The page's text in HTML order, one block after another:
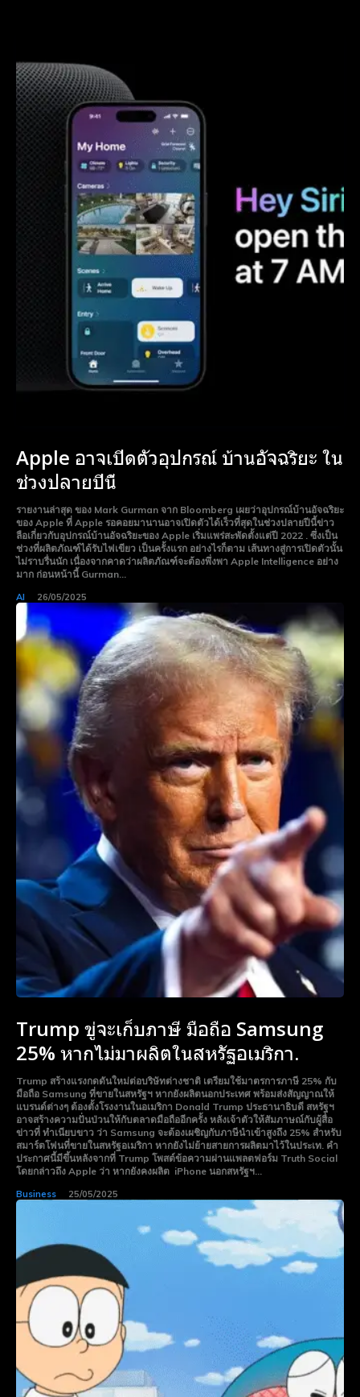
Subscribe now
Subscribe now
Apple อาจเปิดตัวอุปกรณ์ บ้านอัจฉริยะ ใน
ช่วงปลายปีนี้
รายงานล่าสุด ของ Mark Gurman จาก Bloomberg เผยว่าอุปกรณ์บ้านอัจฉริยะ
ของ Apple ที่ Apple รอคอยมานานอาจเปิดตัวได้เร็วที่สุดในช่วงปลายปีนี้ข่าว
ลือเกี่ยวกับอุปกรณ์บ้านอัจฉริยะของ Apple เริ่มแพร่สะพัดตั้งแต่ปี 2022 . ซึ่งเป็น
ช่วงที่ผลิตภัณฑ์ได้รับไฟเขียว เป็นครั้งแรก อย่างไรก็ตาม เส้นทางสู่การเปิดตัวนั้น
ไม่ราบรื่นนัก เนื่องจากคาดว่าผลิตภัณฑ์จะต้องพึ่งพา Apple Intelligence อย่าง
มาก ก่อนหน้านี้ Gurman...
AI 26/05/2025
Trump ขู่จะเก็บภาษี มือถือ Samsung
25% หากไม่มาผลิตในสหรัฐอเมริกา.
Trump สร้างแรงกดดันใหม่ต่อบริษัทต่างชาติ เตรียมใช้มาตรการภาษี 25% กับ
มือถือ Samsung ที่ขายในสหรัฐฯ หากยังผลิตนอกประเทศ พร้อมส่งสัญญาณให้
แบรนด์ต่างๆ ต้องตั้งโรงงานในอเมริกา Donald Trump ประธานาธิบดี สหรัฐฯ
อาจสร้างความปั่นป่วนให้กับตลาดมือถืออีกครั้ง หลังเจ้าตัวให้สัมภาษณ์กับผู้สื่อ
ข่าวที่ ทำเนียบขาว ว่า Samsung จะต้องเผชิญกับภาษีนำเข้าสูงถึง 25% สำหรับ
สมาร์ตโฟนที่ขายในสหรัฐอเมริกา หากยังไม่ย้ายสายการผลิตมาไว้ในประเท. คำ
ประกาศนี้มีขึ้นหลังจากที่ Trump โพสต์ข้อความผ่านแพลตฟอร์ม Truth Social
โดยกล่าวถึง Apple ว่า หากยังคงผลิต iPhone นอกสหรัฐฯ...
Business 25/05/2025